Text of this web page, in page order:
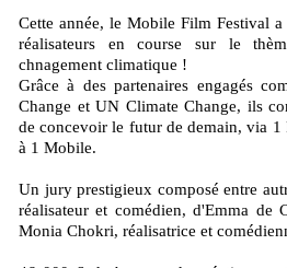
Cette année, le Mobile Film Festival a décidé d'orienter les futurs
réalisateurs en course sur le
chnagement climatique !
Grâce à des partenaires engagés
Change et UN Climate Change, ils
de concevoir le futur de demain, via
à 1 Mobile.
Un jury prestigieux composé entre
réalisateur et comédien, d'Emma de
Monia Chokri, réalisatrice et